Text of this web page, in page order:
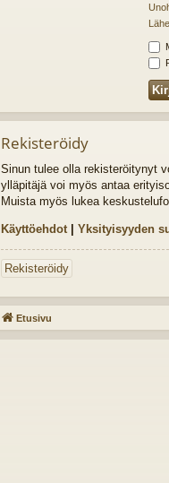
Rekisteröidy
Sinun tulee olla rekisteröitynyt
ylläpitäjä voi myös antaa
Muista myös lukea
Käyttöehdot | Yksityisyyden
Rekisteröidy
Etusivu